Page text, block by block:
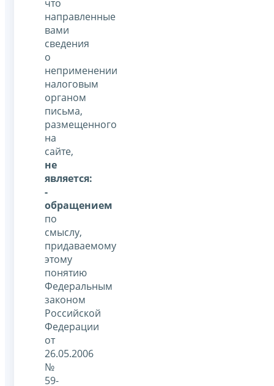
что
направленные
вами
сведения
о
неприменении
налоговым
органом
письма,
размещенного
на
сайте,
не
является:
-
обращением
по
смыслу,
придаваемому
этому
понятию
Федеральным
законом
Российской
Федерации
от
26.05.2006
№
59-